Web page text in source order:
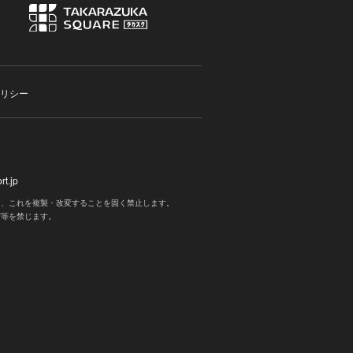
シー
れを複製・改変することを固く禁止します。
を禁じます。